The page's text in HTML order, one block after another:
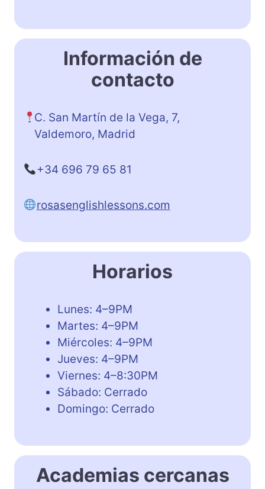
Información de
contacto
C. San Martín de la Vega, 7,
Valdemoro, Madrid
+34 696 79 65 81
rosasenglishlessons.com
Horarios
Lunes: 4–9PM
Martes: 4–9PM
Miércoles: 4–9PM
Jueves: 4–9PM
Viernes: 4–8:30PM
Sábado: Cerrado
Domingo: Cerrado
Academias cercanas